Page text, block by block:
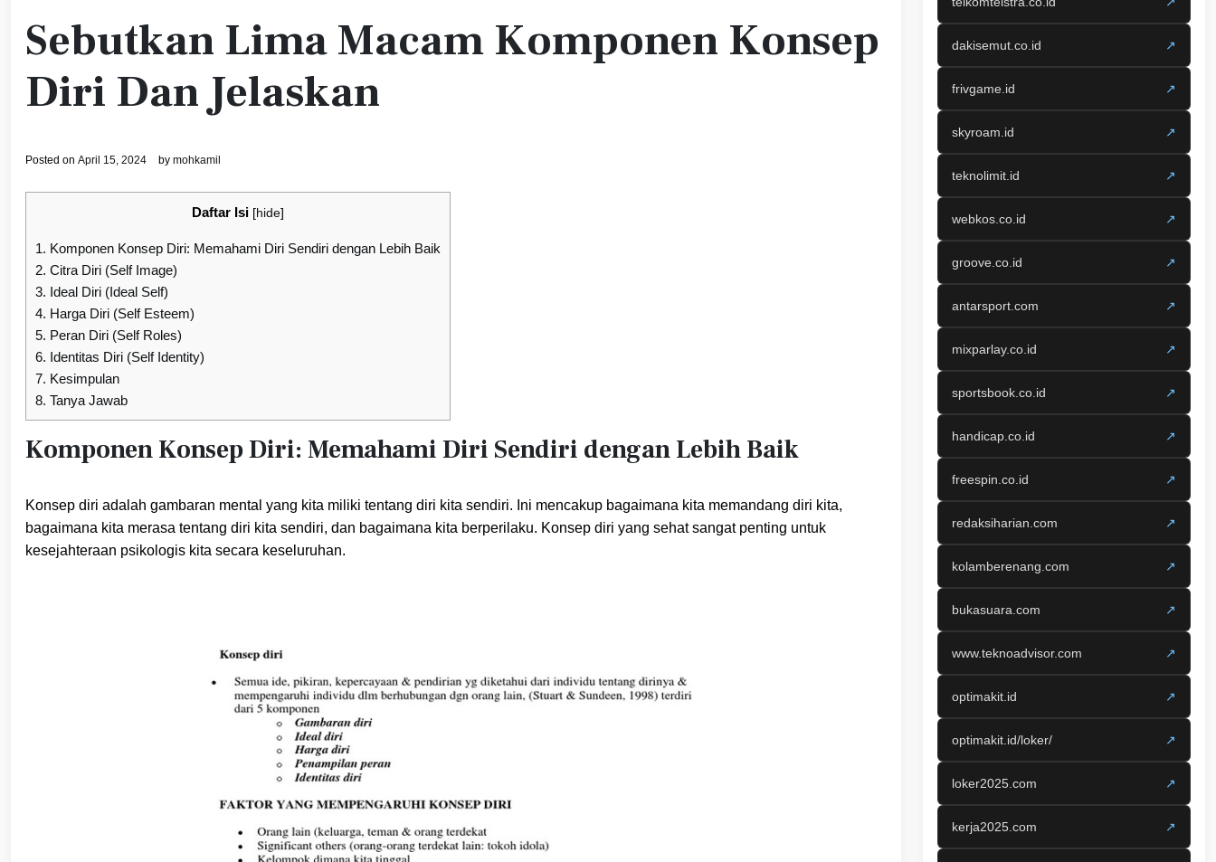
Sebutkan Lima Macam Komponen Konsep
Diri Dan Jelaskan
Posted on April 15, 2024 by mohkamil
Daftar Isi [hide]
1. Komponen Konsep Diri: Memahami Diri Sendiri dengan Lebih Baik
2. Citra Diri (Self Image)
3. Ideal Diri (Ideal Self)
4. Harga Diri (Self Esteem)
5. Peran Diri (Self Roles)
6. Identitas Diri (Self Identity)
7. Kesimpulan
8. Tanya Jawab
Komponen Konsep Diri: Memahami Diri Sendiri dengan Lebih Baik
Konsep diri adalah gambaran mental yang kita miliki tentang diri kita sendiri. Ini mencakup bagaimana kita memandang diri kita,
bagaimana kita merasa tentang diri kita sendiri, dan bagaimana kita berperilaku. Konsep diri yang sehat sangat penting untuk
kesejahteraan psikologis kita secara keseluruhan.
dakisemut.co.id ↗
frivgame.id ↗
skyroam.id ↗
teknolimit.id ↗
webkos.co.id ↗
groove.co.id ↗
antarsport.com ↗
mixparlay.co.id ↗
sportsbook.co.id ↗
handicap.co.id ↗
freespin.co.id ↗
redaksiharian.com ↗
kolamberenang.com ↗
bukasuara.com ↗
www.teknoadvisor.com ↗
optimakit.id ↗
optimakit.id/loker/ ↗
loker2025.com ↗
kerja2025.com ↗